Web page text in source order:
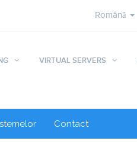
Română
VIRTUAL SERVERS
Contact